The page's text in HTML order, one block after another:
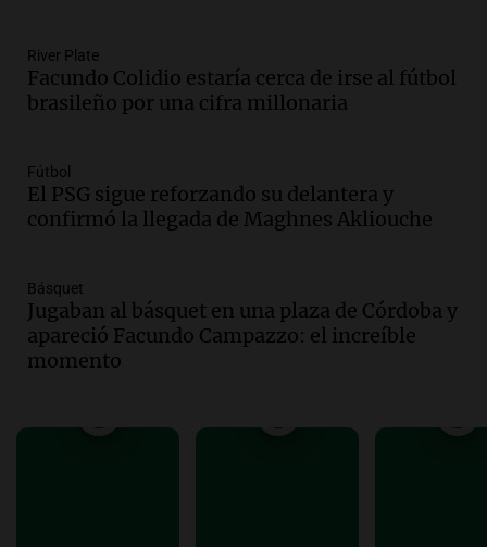
restablecer el servicio de electricidad
tras fuertes vientos
Panorama Federal
Audio.
los empresarios del país cree que la
economía mejorará el próximo año
Audio. Carolina Losada: "Faltó que el
oficialismo la explique mejor" sobre la
ley de propiedad privada
Informados al regreso
Audio.Debate en el Senado y protesta
River Plate
Facundo Colidio estaría cerca de irse al fútbol
brasileño por una cifra millonaria
Fútbol
El PSG sigue reforzando su delantera y
confirmó la llegada de Maghnes Akliouche
Básquet
Jugaban al básquet en una plaza de Córdoba y
apareció Facundo Campazzo: el increíble
momento